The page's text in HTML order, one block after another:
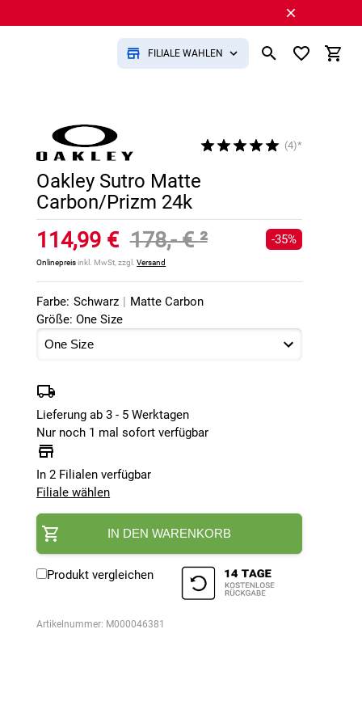
FILIALE WÄHLEN
(4)*
Oakley Sutro Matte
Carbon/Prizm 24k
114,99 € 178,- €²
Onlinepreisinkl. MwSt, zzgl.Versand
-35%
Farbe: Schwarz | Matte Carbon
Größe: One Size
Lieferung ab 3 - 5 Werktagen
Nur noch 1 mal sofort verfügbar
In 2 Filialen verfügbar
Filiale wählen
IN DEN WARENKORB
Produkt vergleichen
Artikelnummer: M000046381